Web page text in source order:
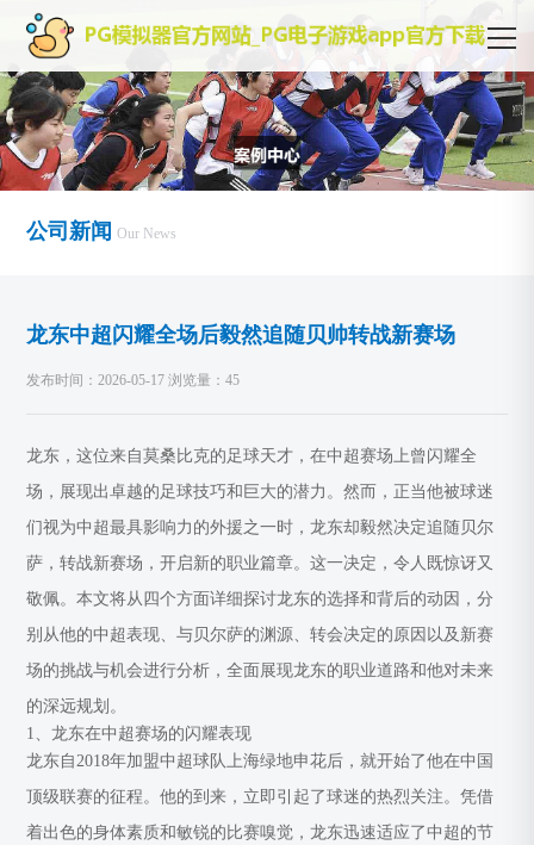
公司新闻 Our News
龙东中超闪耀全场后毅然追随贝帅转战新赛场
发布时间：2026-05-17 浏览量：45
龙东，这位来自莫桑比克的足球天才，在中超赛场上曾闪耀全
场，展现出卓越的足球技巧和巨大的潜力。然而，正当他被球迷
们视为中超最具影响力的外援之一时，龙东却毅然决定追随贝尔
萨，转战新赛场，开启新的职业篇章。这一决定，令人既惊讶又
敬佩。本文将从四个方面详细探讨龙东的选择和背后的动因，分
别从他的中超表现、与贝尔萨的渊源、转会决定的原因以及新赛
场的挑战与机会进行分析，全面展现龙东的职业道路和他对未来
的深远规划。
1、龙东在中超赛场的闪耀表现
龙东自2018年加盟中超球队上海绿地申花后，就开始了他在中国
顶级联赛的征程。他的到来，立即引起了球迷的热烈关注。凭借
着出色的身体素质和敏锐的比赛嗅觉，龙东迅速适应了中超的节